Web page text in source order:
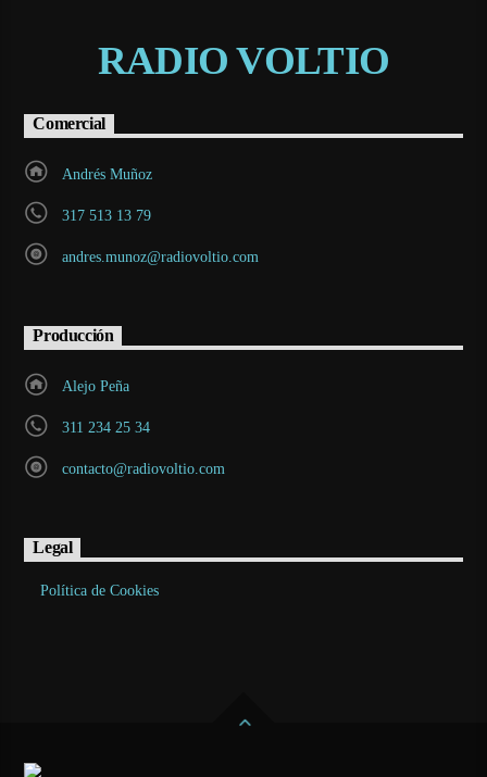
RADIO VOLTIO
Comercial
Andrés Muñoz
317 513 13 79
andres.munoz@radiovoltio.com
Producción
Alejo Peña
311 234 25 34
contacto@radiovoltio.com
Legal
Política de Cookies